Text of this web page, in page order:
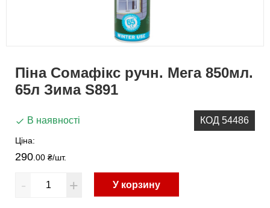
Піна Сомафікс ручн. Мега 850мл.
65л Зима S891
В наявності КОД 54486
Ціна:
290 .00 ₴/шт.
- + У корзину